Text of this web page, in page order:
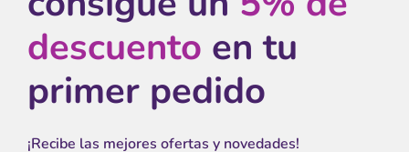
descuento en tu
primer pedido
¡Recibe las mejores ofertas y novedades!